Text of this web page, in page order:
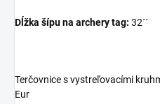
Dĺžka šípu na archery tag: 32´´
Terčovnice s vystreľovacími
Eur